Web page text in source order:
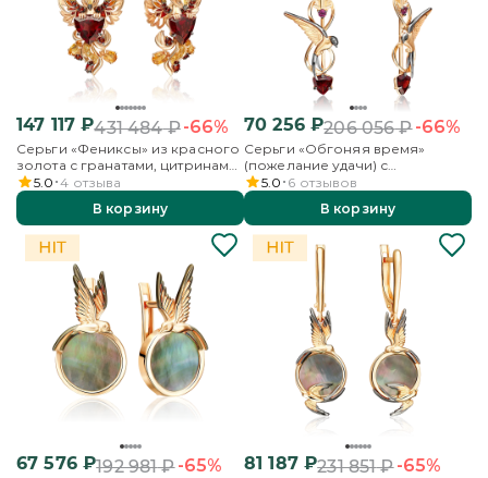
147 117 ₽431 484₽-66%
Серьги «Фениксы» из красного
золота с гранатами, цитринами
и эмалью
5.0 4 отзыва
В корзину
70 256₽206 056₽-66%
Серьги «Обгоняя время»
(пожелание удачи) с
английским замком из
красного золота с гранатами
5.0 6 отзывов
В корзину
67 576₽192 981₽-65% 81 187₽231 851₽-65%